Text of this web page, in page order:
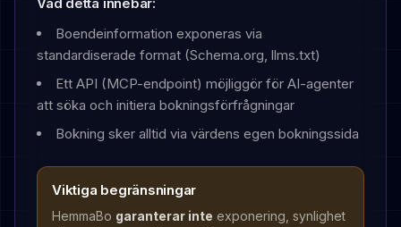
Boendeinformation exponeras via
standardiserade format (Schema.org, llms.txt)
Ett API (MCP-endpoint) möjliggör för AI-agenter
att söka och initiera bokningsförfrågningar
Bokning sker alltid via värdens egen bokningssida
Viktiga begränsningar
HemmaBo garanterar inte exponering, synlighet